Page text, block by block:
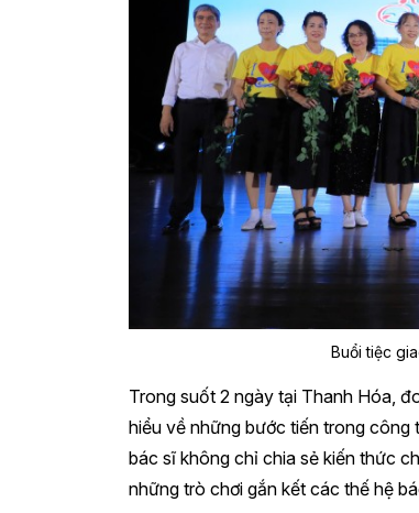
Buổi tiệc
Trong suốt 2 ngày tại Thanh Hóa,
hiểu về những bước tiến trong
bác sĩ không chỉ chia sẻ kiến thức
những trò chơi gắn kết các thế hệ